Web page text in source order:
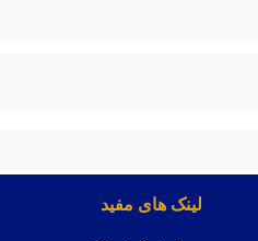
لینک های مفید